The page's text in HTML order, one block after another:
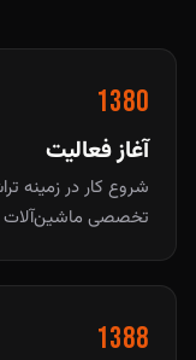
1380
آغاز فعالیت
شروع کار در
تخصصی ماشین‌آلات
1388